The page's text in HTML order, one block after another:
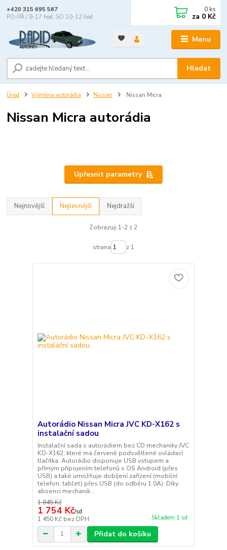
Menu
Hledat
+420 315 695 567
PO-PÁ / 9-17 hod, SO 10-12 hod
0 ks
za 0 Kč
Úvod Výměna autorádia Nissan Nissan Micra
Nissan Micra autorádia
Upřesnit parametry
Nejnovější Nejlevnější Nejdražší
Zobrazuji 1-2 z 2
strana z 1
Autorádio Nissan Micra JVC KD-X162 s
instalační sadou
Instalační sada s autorádiem bez CD mechaniky JVC
KD-X162, které má červeně podsvětlené ovládací
tlačítka. Autorádio disponuje USB vstupem a
přímým připojením telefonů s OS Android (přes
USB) a také umožňuje dobíjení zařízení (mobilní
telefon, tablet) přes USB (do odběru 1.0A). Díky
absenci mechanik...
1 845 Kč
1 754 Kč/sd
1 450 Kč bez DPH Skladem 1 sd
Přidat do košíku